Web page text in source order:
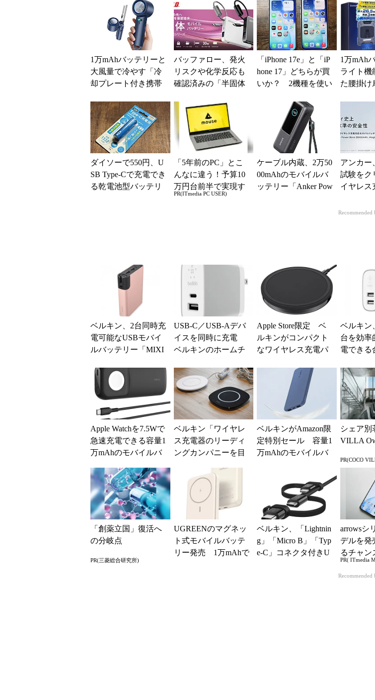
得に
ランド「soft」のアイ
デア...
1万mAhバッテリーと
大風量で冷やす「冷
却プレート付き携帯
の3499円に
バッファロー、発火
リスクや化学反応も
確認済みの「半固体
ー」発売
「iPhone 17e」と「iP
hone 17」どちらが買
いか？ 2機種を使い
1万mAh
ライト機
た腰掛
ダイソーで550円、U
SB Type-Cで充電でき
る乾電池型バッテリ
「5年前のPC」とこ
んなに違う！予算10
万円台前半で実現す
る快適PCライフ
PR(ITmedia PC USER)
ケーブル内蔵、2万50
00mAhのモバイルバ
ッテリー「Anker Pow
アンカー
試験をク
イヤレス
売 数量
Recommended
ベルキン、2台同時充
電可能なUSBモバイ
ルバッテリー「MIXI
2...
USB-C／USB-Aデバ
イスを同時に充電
ベルキンのホームチ
Apple Store限定 ベ
ルキンがコンパクト
なワイヤレス充電パ
ベルキン
台を効率
電できる
発売
Apple Watchを7.5Wで
急速充電できる容量1
万mAhのモバイルバ
e...
ベルキン「ワイヤレ
ス充電器のリーディ
ングカンパニーを目
ベルキンがAmazon限
定特別セール 容量1
万mAhのモバイルバ
シェア別
VILLA
PR(COCO
「創薬立国」復活へ
の分岐点
PR(三菱総合研究所)
UGREENのマグネッ
ト式モバイルバッテ
リー発売 1万mAhで
ベルキン、「Lightnin
g」「Micro B」「Typ
e-C」コネクタ付きU
arrowsシ
デルを発
るチャン
ー座談会
PR( ITmedia
Recommended